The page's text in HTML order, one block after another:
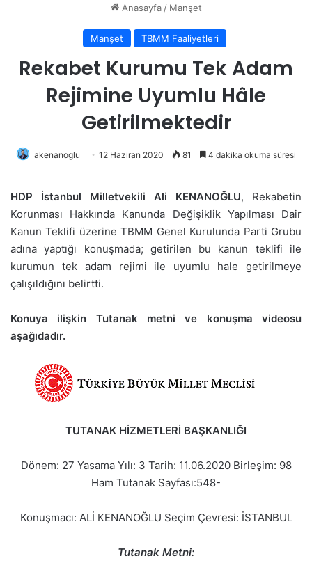
Anasayfa / Manşet
Manşet TBMM Faaliyetleri
Rekabet Kurumu Tek Adam
Rejimine Uyumlu Hâle
Getirilmektedir
akenanoglu 12 Haziran 2020 81 4 dakika okuma süresi
HDP İstanbul Milletvekili Ali KENANOĞLU, Rekabetin
Korunması Hakkında Kanunda Değişiklik Yapılması Dair
Kanun Teklifi üzerine TBMM Genel Kurulunda Parti Grubu
adına yaptığı konuşmada; getirilen bu kanun teklifi ile
kurumun tek adam rejimi ile uyumlu hale getirilmeye
çalışıldığını belirtti.
Konuya ilişkin Tutanak metni ve konuşma videosu
aşağıdadır.
TUTANAK HİZMETLERİ BAŞKANLIĞI
Dönem: 27 Yasama Yılı: 3 Tarih: 11.06.2020 Birleşim: 98
Ham Tutanak Sayfası:548-
Konuşmacı: ALİ KENANOĞLU Seçim Çevresi: İSTANBUL
Tutanak Metni: